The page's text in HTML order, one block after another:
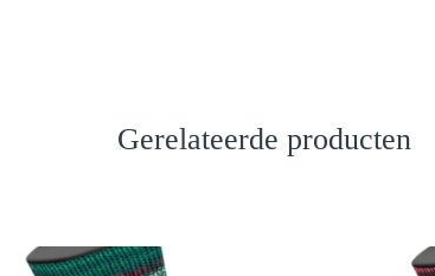
Gerelateerde producten